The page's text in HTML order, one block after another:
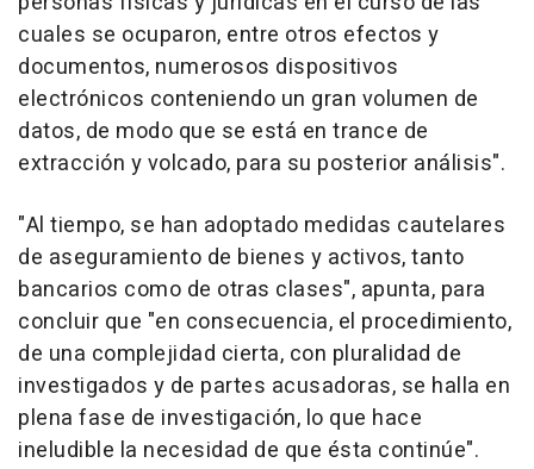
cuales se ocuparon, entre otros efectos y
documentos, numerosos dispositivos
electrónicos conteniendo un gran volumen de
datos, de modo que se está en trance de
extracción y volcado, para su posterior análisis".
"Al tiempo, se han adoptado medidas cautelares
de aseguramiento de bienes y activos, tanto
bancarios como de otras clases", apunta, para
concluir que "en consecuencia, el procedimiento,
de una complejidad cierta, con pluralidad de
investigados y de partes acusadoras, se halla en
plena fase de investigación, lo que hace
ineludible la necesidad de que ésta continúe".